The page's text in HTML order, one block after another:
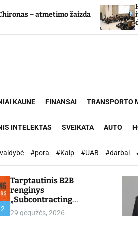
žaizda
Kauno miesto
itin gabių
dalyvių
KAUNE FINANSAI TRANSPORTO
INTELEKTAS SVEIKATA AUTO
#pora #Kaip #UAB #darbai
2
Tarptautinis B2B
renginys
„Subcontracting
Meetings 2026“ –
chamber.lt
29 gegužės, 2026